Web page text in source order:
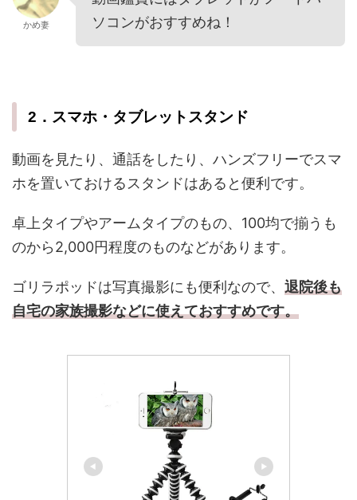
かめ妻
ソコンがおすすめね！
2．スマホ・タブレットスタンド
動画を見たり、通話をしたり、ハンズフリーでスマ
ホを置いておけるスタンドはあると便利です。
卓上タイプやアームタイプのもの、100均で揃うも
のから2,000円程度のものなどがあります。
ゴリラポッドは写真撮影にも便利なので、 退院後も
自宅の家族撮影などに使えておすすめです。